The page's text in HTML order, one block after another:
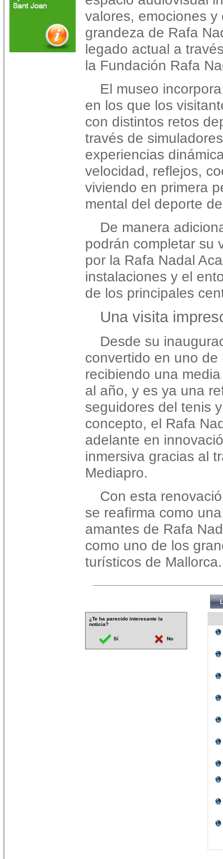
valores, emociones
grandeza de Rafa
legado actual a
la Fundación Rafa
El museo
en los que los
con distintos retos
través de
experiencias
velocidad, reflejos,
viviendo en primera
mental del deporte
De manera
podrán completar su
por la Rafa Nadal
instalaciones y el
de los principales
Una visita
Desde su
convertido en uno
recibiendo una
al año, y es ya una
seguidores del tenis
concepto, el Rafa
adelante en
inmersiva gracias al
Mediapro.
Con esta
se reafirma como
amantes de Rafa
como uno de los
turísticos de Mallorca.
¿Te ha parecido interesante la
noticia?
Sí No